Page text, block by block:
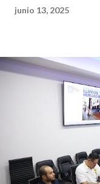
junio 13, 2025